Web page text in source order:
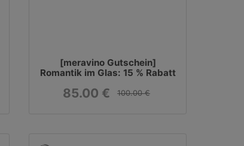
[meravino Gutschein]
Romantik im Glas: 15 % Rabatt
85.00 € 100.00 €